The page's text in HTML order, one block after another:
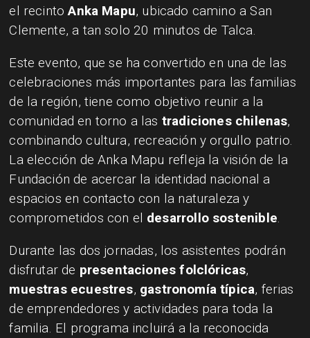
el recintoAnka Mapu, ubicado camino a San
Clemente, a tan solo 20 minutos de Talca.
Este evento, que se ha convertido en una de las
celebraciones más importantes para las familias
de la región, tiene como objetivo reunir a la
comunidad en torno a las tradiciones chilenas,
combinando cultura, recreación y orgullo patrio.
La elección de Anka Mapu refleja la visión de la
Fundación de acercar la identidad nacional a
espacios en contacto con la naturaleza y
comprometidos con el desarrollo sostenible.
Durante las dos jornadas, los asistentes podrán
disfrutar de presentaciones folclóricas,
muestras ecuestres, gastronomía típica, ferias
de emprendedores y actividades para toda la
familia. El programa incluirá a la reconocida